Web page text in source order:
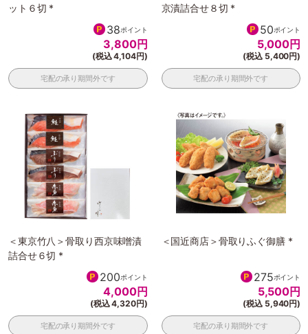
ット６切 *
38ポイント
3,800円
(税込 4,104円)
宅配の承り期間外です
京漬詰合せ８切 *
50ポイント
5,000円
(税込 5,400円)
宅配の承り期間外です
＜東京竹八＞骨取り西京味噌漬
詰合せ６切 *
200ポイント
4,000円
(税込 4,320円)
宅配の承り期間外です
＜国近商店＞骨取りふぐ御膳 *
275ポイント
5,500円
(税込 5,940円)
宅配の承り期間外です